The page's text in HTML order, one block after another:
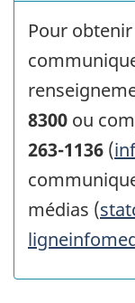
Pour
8300 ou
263-1136 (
médias (